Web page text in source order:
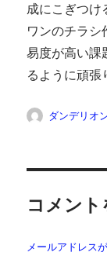
成にこぎつけ
ワンのチラシ
易度が高い課
るように頑張
投
ダンデリオ
コメント
メールアドレス